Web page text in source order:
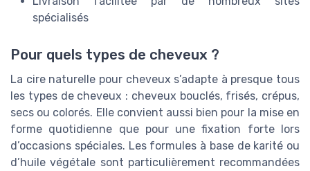
spécialisés
Pour quels types de cheveux ?
La cire naturelle pour cheveux s’adapte à presque tous
les types de cheveux : cheveux bouclés, frisés, crépus,
secs ou colorés. Elle convient aussi bien pour la mise en
forme quotidienne que pour une fixation forte lors
d’occasions spéciales. Les formules à base de karité ou
d’huile végétale sont particulièrement recommandées